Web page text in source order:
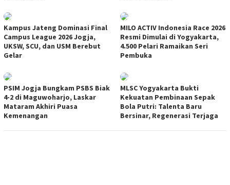
Kampus Jateng Dominasi Final
Campus League 2026 Jogja,
UKSW, SCU, dan USM Berebut
Gelar
MILO ACTIV Indonesia Race 2026
Resmi Dimulai di Yogyakarta,
4.500 Pelari Ramaikan Seri
Pembuka
PSIM Jogja Bungkam PSBS Biak
4-2 di Maguwoharjo, Laskar
Mataram Akhiri Puasa
Kemenangan
MLSC Yogyakarta Bukti
Kekuatan Pembinaan Sepak
Bola Putri: Talenta Baru
Bersinar, Regenerasi Terjaga